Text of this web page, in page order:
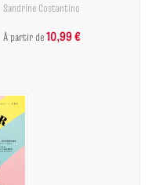
Sandrine Costantino
À partir de10,99 €